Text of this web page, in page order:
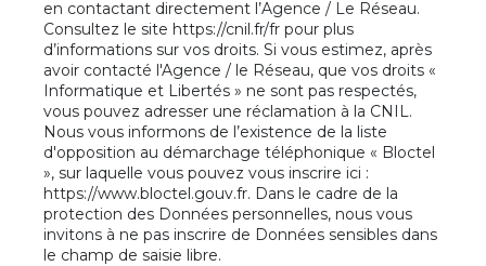
en contactant directement l’Agence / Le Réseau.
Consultez le site https://cnil.fr/fr pour plus
d’informations sur vos droits. Si vous estimez, après
avoir contacté l'Agence / le Réseau, que vos droits «
Informatique et Libertés » ne sont pas respectés,
vous pouvez adresser une réclamation à la CNIL.
Nous vous informons de l’existence de la liste
d'opposition au démarchage téléphonique « Bloctel
», sur laquelle vous pouvez vous inscrire ici :
https://www.bloctel.gouv.fr. Dans le cadre de la
protection des Données personnelles, nous vous
invitons à ne pas inscrire de Données sensibles dans
le champ de saisie libre.